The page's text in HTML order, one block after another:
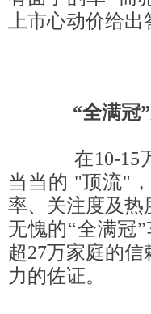
上市心动价给
“全满冠”
在10-15万
当当的 "顶流"
率、关注度及热
无愧的“全满冠
超27万家庭的
力的佐证。